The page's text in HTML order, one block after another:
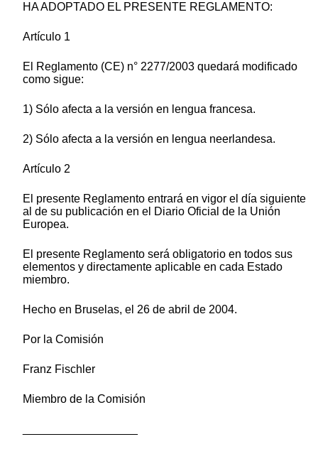
HA ADOPTADO EL PRESENTE REGLAMENTO:
Artículo 1
El Reglamento (CE) n° 2277/2003 quedará modificado
como sigue:
1) Sólo afecta a la versión en lengua francesa.
2) Sólo afecta a la versión en lengua neerlandesa.
Artículo 2
El presente Reglamento entrará en vigor el día siguiente
al de su publicación en el Diario Oficial de la Unión
Europea.
El presente Reglamento será obligatorio en todos sus
elementos y directamente aplicable en cada Estado
miembro.
Hecho en Bruselas, el 26 de abril de 2004.
Por la Comisión
Franz Fischler
Miembro de la Comisión